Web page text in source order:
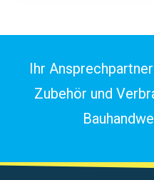
Ihr
Zubehör und